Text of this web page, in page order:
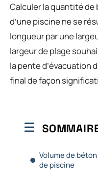
Calculer la quantité
d’une piscine ne se
longueur par une
largeur de plage
la pente d’évacuation
final de façon
Volume de
de piscine